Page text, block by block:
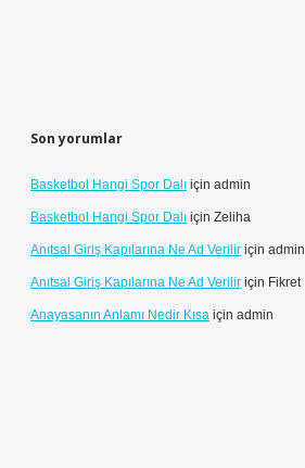
Son yorumlar
Basketbol Hangi Spor Dalı için admin
Basketbol Hangi Spor Dalı için Zeliha
Anıtsal Giriş Kapılarına Ne Ad Verilir için admin
Anıtsal Giriş Kapılarına Ne Ad Verilir için Fikret
Anayasanın Anlamı Nedir Kısa için admin